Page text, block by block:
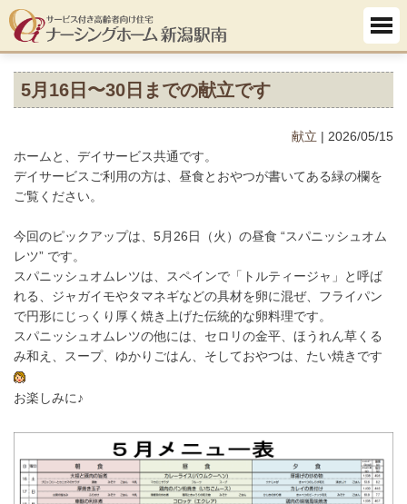
5月16日〜30日までの献立です
献立 | 2026/05/15
ホームと、デイサービス共通です。
デイサービスご利用の方は、昼食とおやつが書いてある緑の欄を
ご覧ください。
今回のピックアップは、5月26日（火）の昼食 “スパニッシュオム
レツ” です。
スパニッシュオムレツは、スペインで「トルティージャ」と呼ば
れる、ジャガイモやタマネギなどの具材を卵に混ぜ、フライパン
で円形にじっくり厚く焼き上げた伝統的な卵料理です。
スパニッシュオムレツの他には、セロリの金平、ほうれん草くる
み和え、スープ、ゆかりごはん、そしておやつは、たい焼きです
お楽しみに♪